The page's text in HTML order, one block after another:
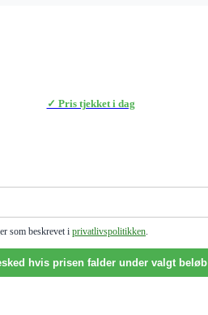
✓ Pris tjekket i dag
som beskrevet i privatlivspolitikken
hvis prisen falder under valgt beløb